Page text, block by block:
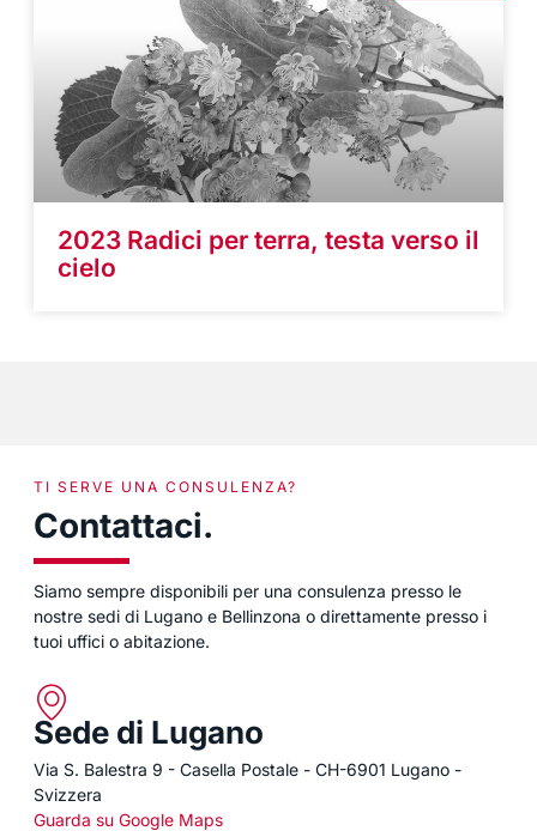
2023 Radici per terra, testa verso il
cielo
TI SERVE UNA CONSULENZA?
Contattaci.
Siamo sempre disponibili per una consulenza presso le
nostre sedi di Lugano e Bellinzona o direttamente presso i
tuoi uffici o abitazione.
Sede di Lugano
Via S. Balestra 9 - Casella Postale - CH-6901 Lugano -
Svizzera
Guarda su Google Maps